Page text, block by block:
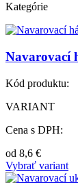
Kategórie
Navarovací
Kód produktu:
VARIANT
Cena s DPH:
od 8,6 €
Vybrať variant